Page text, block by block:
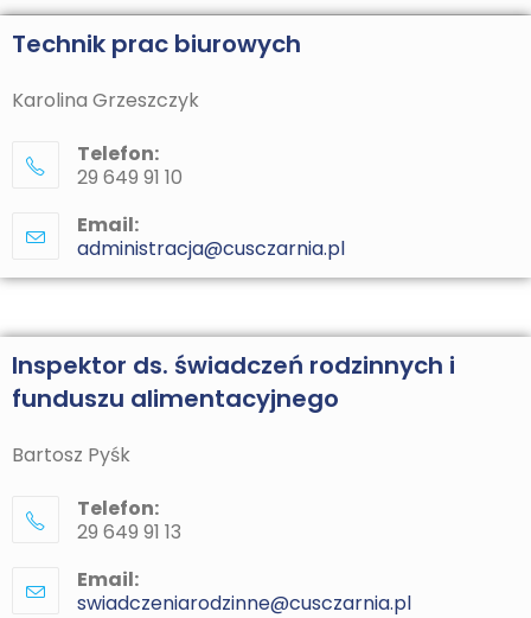
Technik prac biurowych
Karolina Grzeszczyk
Telefon:
29 649 91 10
Email:
administracja@cusczarnia.pl
Inspektor ds. świadczeń rodzinnych i
funduszu alimentacyjnego
Bartosz Pyśk
Telefon:
29 649 91 13
Email:
swiadczeniarodzinne@cusczarnia.pl